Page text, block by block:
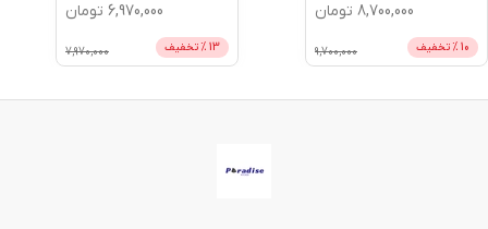
8,700,000 تومان
10 % تخفیف 9,700,000
6,970,000 تومان
13 % تخفیف 7,970,000